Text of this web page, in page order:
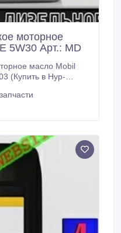
моторное
5W30 Арт.: MD
масло Mobil
(Купить в Нур-
масло с
свойствами для
в то
межсервисных
топлива
включая